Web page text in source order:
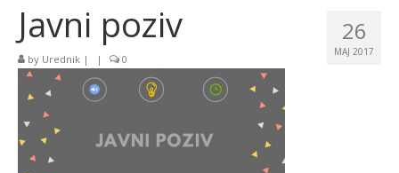
Službeni glasnici
Javne nabavke
Značajni datumi i manifestacije
Program energetske efikasnosti u stambenom
26
MAJ 2017
Javni poziv
by Urednik | | 0